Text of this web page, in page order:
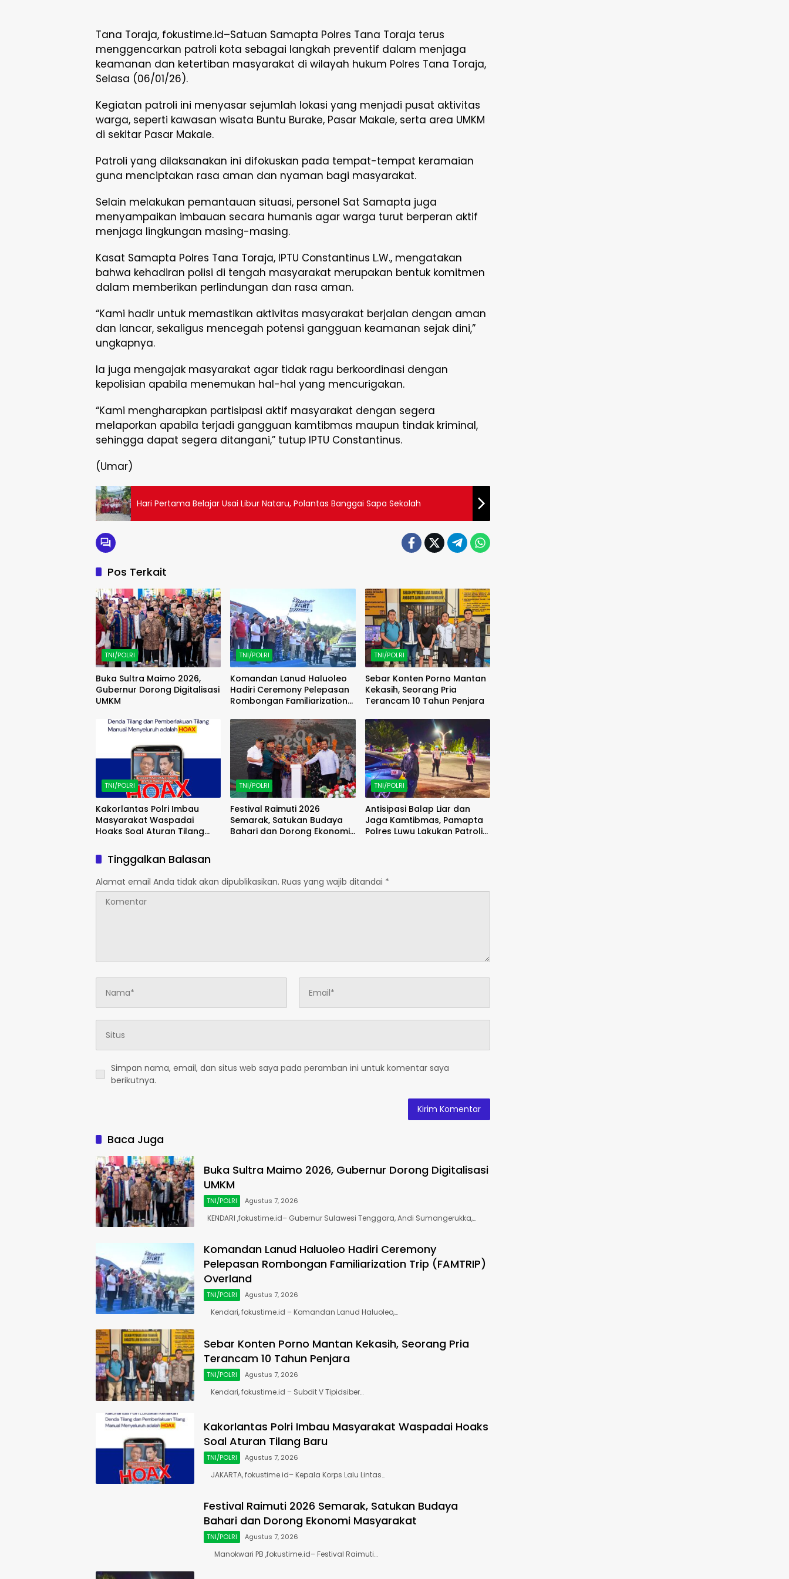
Tana Toraja, fokustime.id–Satuan Samapta Polres Tana Toraja terus
menggencarkan patroli kota sebagai langkah preventif dalam menjaga
keamanan dan ketertiban masyarakat di wilayah hukum Polres Tana Toraja,
Selasa (06/01/26).
Kegiatan patroli ini menyasar sejumlah lokasi yang menjadi pusat aktivitas
warga, seperti kawasan wisata Buntu Burake, Pasar Makale, serta area UMKM
di sekitar Pasar Makale.
Patroli yang dilaksanakan ini difokuskan pada tempat-tempat keramaian
guna menciptakan rasa aman dan nyaman bagi masyarakat.
Selain melakukan pemantauan situasi, personel Sat Samapta juga
menyampaikan imbauan secara humanis agar warga turut berperan aktif
menjaga lingkungan masing-masing.
Kasat Samapta Polres Tana Toraja, IPTU Constantinus L.W., mengatakan
bahwa kehadiran polisi di tengah masyarakat merupakan bentuk komitmen
dalam memberikan perlindungan dan rasa aman.
“Kami hadir untuk memastikan aktivitas masyarakat berjalan dengan aman
dan lancar, sekaligus mencegah potensi gangguan keamanan sejak dini,”
ungkapnya.
Ia juga mengajak masyarakat agar tidak ragu berkoordinasi dengan
kepolisian apabila menemukan hal-hal yang mencurigakan.
“Kami mengharapkan partisipasi aktif masyarakat dengan segera
melaporkan apabila terjadi gangguan kamtibmas maupun tindak kriminal,
sehingga dapat segera ditangani,” tutup IPTU Constantinus.
(Umar)
Hari Pertama Belajar Usai Libur Nataru, Polantas Banggai Sapa Sekolah
Pos Terkait
TNI/POLRI
Buka Sultra Maimo 2026,
Gubernur Dorong Digitalisasi
UMKM
TNI/POLRI
Komandan Lanud Haluoleo
Hadiri Ceremony Pelepasan
Rombongan Familiarization
TNI/POLRI
Sebar Konten Porno Mantan
Kekasih, Seorang Pria
Terancam 10 Tahun Penjara
TNI/POLRI
Kakorlantas Polri Imbau
Masyarakat Waspadai
Hoaks Soal Aturan Tilang
TNI/POLRI
Festival Raimuti 2026
Semarak, Satukan Budaya
Bahari dan Dorong Ekonomi
TNI/POLRI
Antisipasi Balap Liar dan
Jaga Kamtibmas, Pamapta
Polres Luwu Lakukan Patroli
Tinggalkan Balasan
Alamat email Anda tidak akan dipublikasikan. Ruas yang wajib ditandai *
Simpan nama, email, dan situs web saya pada peramban ini untuk komentar saya
berikutnya.
Baca Juga
Buka Sultra Maimo 2026, Gubernur Dorong Digitalisasi
UMKM
TNI/POLRI Agustus 7, 2026
KENDARI ,fokustime.id– Gubernur Sulawesi Tenggara, Andi Sumangerukka,…
Komandan Lanud Haluoleo Hadiri Ceremony
Pelepasan Rombongan Familiarization Trip (FAMTRIP)
Overland
TNI/POLRI Agustus 7, 2026
Kendari, fokustime.id – Komandan Lanud Haluoleo,…
Sebar Konten Porno Mantan Kekasih, Seorang Pria
Terancam 10 Tahun Penjara
TNI/POLRI Agustus 7, 2026
Kendari, fokustime.id – Subdit V Tipidsiber…
Kakorlantas Polri Imbau Masyarakat Waspadai Hoaks
Soal Aturan Tilang Baru
TNI/POLRI Agustus 7, 2026
JAKARTA, fokustime.id– Kepala Korps Lalu Lintas…
Festival Raimuti 2026 Semarak, Satukan Budaya
Bahari dan Dorong Ekonomi Masyarakat
TNI/POLRI Agustus 7, 2026
Manokwari PB ,fokustime.id– Festival Raimuti…